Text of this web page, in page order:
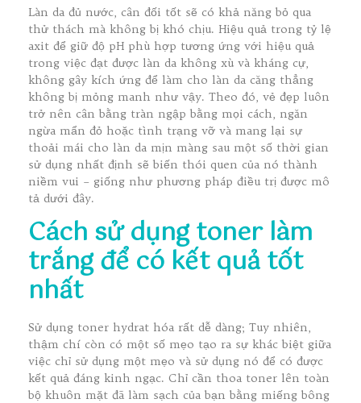
Làn da đủ nước, cân đối tốt sẽ có khả năng bỏ qua
thử thách mà không bị khó chịu. Hiệu quả trong tỷ lệ
axit để giữ độ pH phù hợp tương ứng với hiệu quả
trong việc đạt được làn da không xù và kháng cự,
không gây kích ứng để làm cho làn da căng thẳng
không bị mỏng manh như vậy. Theo đó, vẻ đẹp luôn
trở nên cân bằng tràn ngập bằng mọi cách, ngăn
ngừa mẩn đỏ hoặc tình trạng vỡ và mang lại sự
thoải mái cho làn da mịn màng sau một số thời gian
sử dụng nhất định sẽ biến thói quen của nó thành
niềm vui – giống như phương pháp điều trị được mô
tả dưới đây.
Cách sử dụng toner làm
trắng để có kết quả tốt
nhất
Sử dụng toner hydrat hóa rất dễ dàng; Tuy nhiên,
thậm chí còn có một số mẹo tạo ra sự khác biệt giữa
việc chỉ sử dụng một mẹo và sử dụng nó để có được
kết quả đáng kinh ngạc. Chỉ cần thoa toner lên toàn
bộ khuôn mặt đã làm sạch của bạn bằng miếng bông